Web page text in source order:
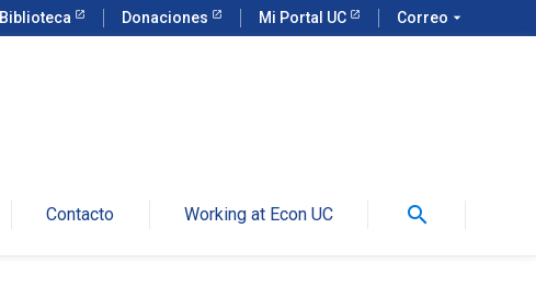
Biblioteca Donaciones Mi Portal UC Correo arrow_drop_down
Contacto Working at Econ UC search